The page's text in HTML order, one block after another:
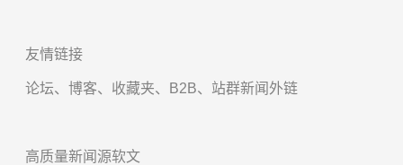
友情链接
论坛、博客、收藏夹、B2B、站群新闻外链
高质量新闻源软文